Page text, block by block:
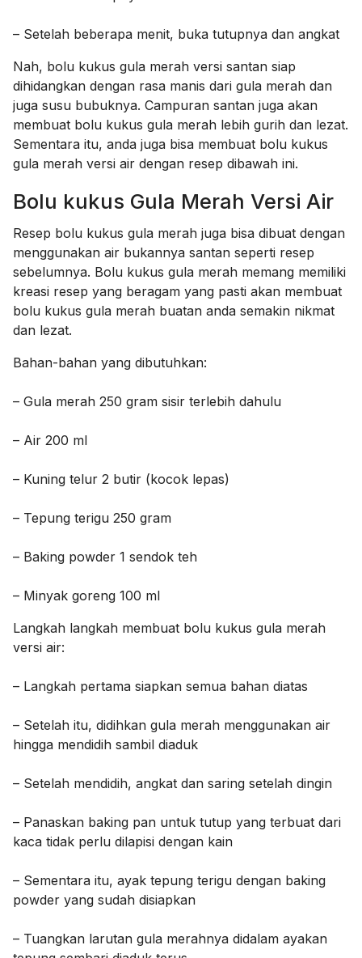
– Setelah beberapa menit, buka tutupnya dan angkat
Nah, bolu kukus gula merah versi santan siap
dihidangkan dengan rasa manis dari gula merah dan
juga susu bubuknya. Campuran santan juga akan
membuat bolu kukus gula merah lebih gurih dan lezat.
Sementara itu, anda juga bisa membuat bolu kukus
gula merah versi air dengan resep dibawah ini.
Bolu kukus Gula Merah Versi Air
Resep bolu kukus gula merah juga bisa dibuat dengan
menggunakan air bukannya santan seperti resep
sebelumnya. Bolu kukus gula merah memang memiliki
kreasi resep yang beragam yang pasti akan membuat
bolu kukus gula merah buatan anda semakin nikmat
dan lezat.
Bahan-bahan yang dibutuhkan:
– Gula merah 250 gram sisir terlebih dahulu
– Air 200 ml
– Kuning telur 2 butir (kocok lepas)
– Tepung terigu 250 gram
– Baking powder 1 sendok teh
– Minyak goreng 100 ml
Langkah langkah membuat bolu kukus gula merah
versi air:
– Langkah pertama siapkan semua bahan diatas
– Setelah itu, didihkan gula merah menggunakan air
hingga mendidih sambil diaduk
– Setelah mendidih, angkat dan saring setelah dingin
– Panaskan baking pan untuk tutup yang terbuat dari
kaca tidak perlu dilapisi dengan kain
– Sementara itu, ayak tepung terigu dengan baking
powder yang sudah disiapkan
– Tuangkan larutan gula merahnya didalam ayakan